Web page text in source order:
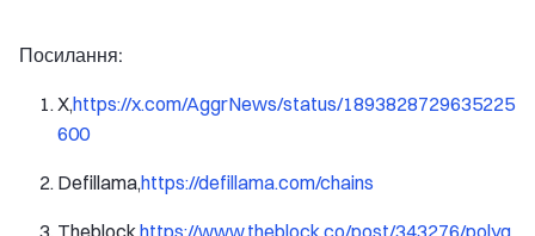
Посилання:
X,https://x.com/AggrNews/status/1893828729635225
600
Defillama,https://defillama.com/chains
Theblock,https://www.theblock.co/post/343276/polyg